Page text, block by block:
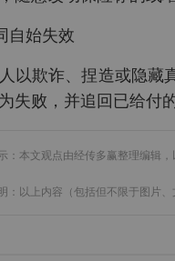
自始失效
以欺诈、捏造或隐藏
失败，并追回已给付
：本文观点由经传多赢整理编辑
：以上内容（包括但不限于图片